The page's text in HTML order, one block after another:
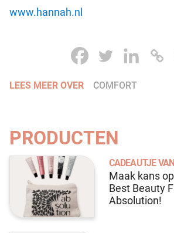
www.hannah.nl
LEES MEER OVER COMFORT
PRODUCTEN
CADEAUTJE
Maak kans
Best Beauty
Absolution!